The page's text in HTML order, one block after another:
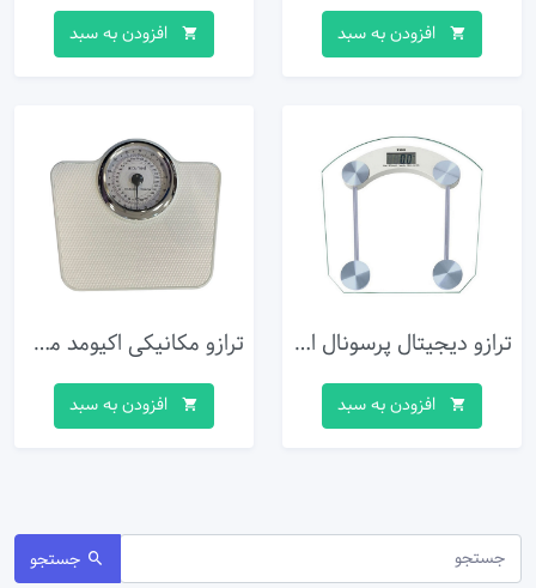
افزودن به سبد افزودن به سبد
ترازو دیجیتال پرسونال اسکیل مدل 2003B
افزودن به سبد
ترازو مکانیکی اکیومد مدل YM414
افزودن به سبد
جستجو